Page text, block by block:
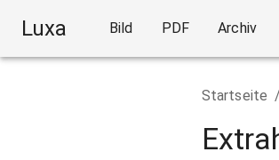
Luxa Bild PDF Archiv
Startseite /